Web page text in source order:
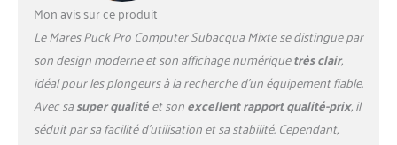
Mon avis sur ce produit
Le Mares Puck Pro Computer Subacqua Mixte se distingue par
son design moderne et son affichage numériquetrès clair,
idéal pour les plongeurs à la recherche d’un équipement fiable.
Avec sasuper qualitéet sonexcellent rapport qualité-prix, il
séduit par sa facilité d’utilisation et sa stabilité. Cependant,